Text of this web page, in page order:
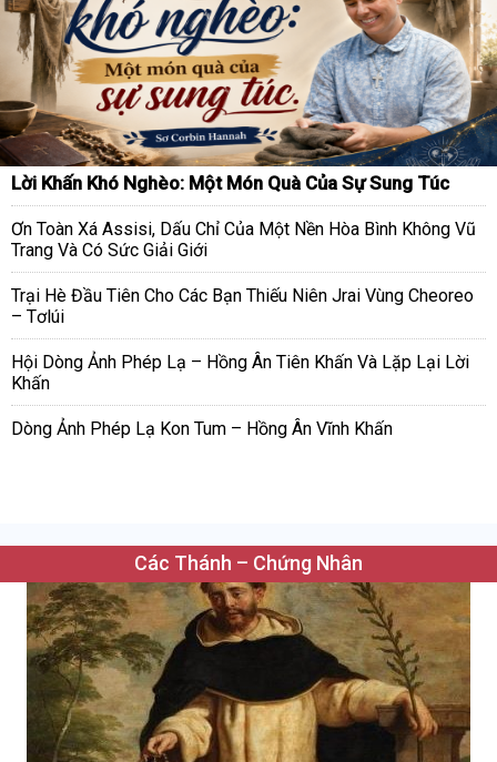
Lời Khấn Khó Nghèo: Một Món Quà Của Sự Sung Túc
Ơn Toàn Xá Assisi, Dấu Chỉ Của Một Nền Hòa Bình Không Vũ
Trang Và Có Sức Giải Giới
Trại Hè Đầu Tiên Cho Các Bạn Thiếu Niên Jrai Vùng Cheoreo
– Tơlúi
Hội Dòng Ảnh Phép Lạ – Hồng Ân Tiên Khấn Và Lặp Lại Lời
Khấn
Dòng Ảnh Phép Lạ Kon Tum – Hồng Ân Vĩnh Khấn
Các Thánh – Chứng Nhân